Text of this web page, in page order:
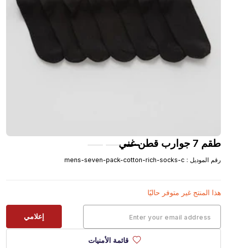
طقم 7 جوارب قطن غني
رقم الموديل :
mens-seven-pack-cotton-rich-socks-c
هذا المنتج غير متوفر حاليًا
إعلامي
قائمة الأمنيات